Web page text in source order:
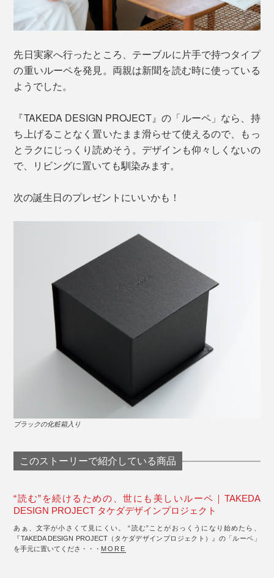
先日実家へ行ったところ、テーブルに片手で持つタイプ
の重いルーペを発見。両親は新聞を読む時に使っている
ようでした。
『TAKEDA DESIGN PROJECT』の「ルーペ」なら、持
ち上げることなく置いたまま滑らせて使えるので、もっ
とラクにじっくり読めそう。デザインも仰々しくないの
で、リビングに置いても馴染みます。
次の誕生日のプレゼントにいいかも！
ブラックの化粧箱入り
このストーリーで紹介している商品
“読む”を続けるための、世にも美しいルーペ｜TAKEDA
DESIGN PROJECT タケダデザインプロジェクト
あぁ、文字が小さくて見にくい。 “読む”ことがおっくうになり始めたら、
『TAKEDA DESIGN PROJECT（タケダデザインプロジェクト）』の「ルーペ」
を手元に置いてくださ・・・ MORE